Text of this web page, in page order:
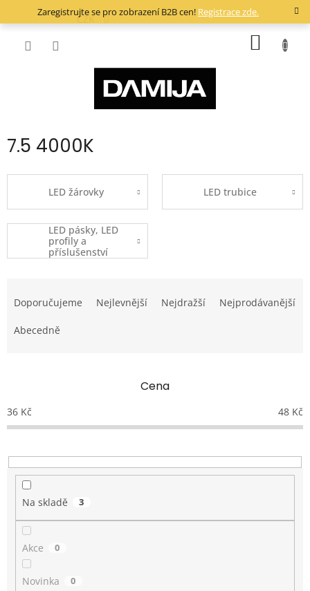
Zaregistrujte se pro zobrazení B2B cen! Registrace zde.
CZK
7.5 4000K
LED žárovky LED trubice
LED pásky, LED
profily a
příslušenství
a
e
o
d
k
t
Doporučujeme Nejlevnější Nejdražší Nejprodávanější
Abecedně
Cena
36 Kč 48 Kč
Na skladě 3
Akce 0
Novinka 0